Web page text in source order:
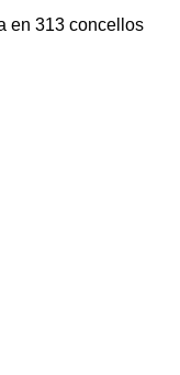
en 313 concellos